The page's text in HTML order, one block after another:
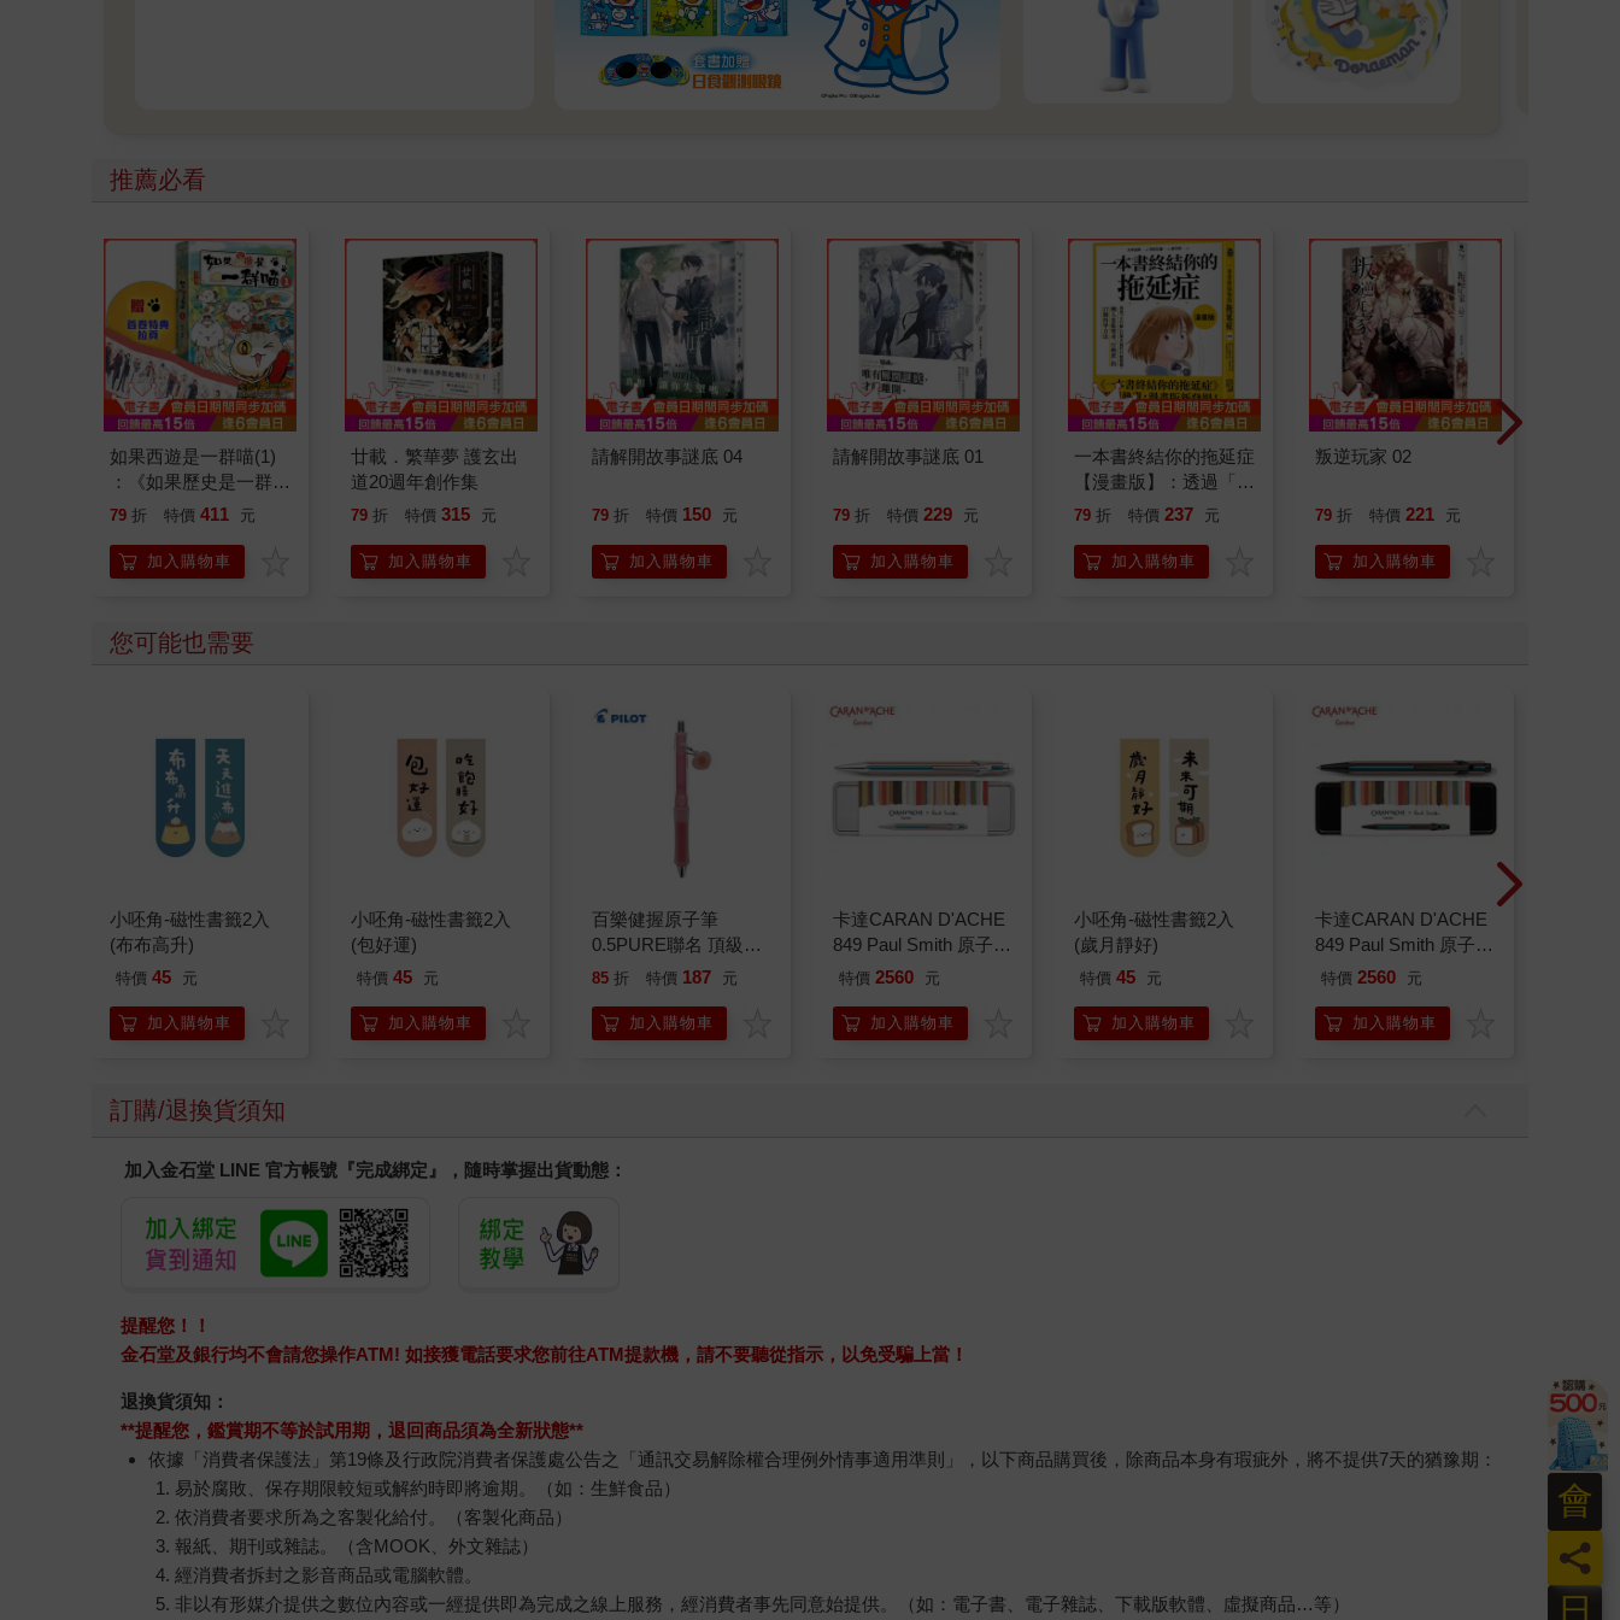
推薦必看
如果西遊是一群喵(1)
：《如果歷史是一群
喵》作者最新力作，附
79 折 特價 411 元
加入購物車
廿載．繁華夢 護玄出
道20週年創作集
79 折 特價 315 元
加入購物車
請解開故事謎底 04
79 折 特價 150 元
加入購物車
請解開故事謎底 01
79 折 特價 229 元
加入購物車
一本書終結你的拖延症
【漫畫版】：透過「小
行動」打開大腦的行動
「行動派」的37個科
學方法
79 折 特價 237 元
加入購物車
叛逆玩家 02
79 折 特價 221 元
加入購物車
您可能也需要
小呸角-磁性書籤2入
(布布高升)
特價 45 元
加入購物車
小呸角-磁性書籤2入
(包好運)
特價 45 元
加入購物車
百樂健握原子筆
0.5PURE聯名 頂級白
桃(限量)
85 折 特價 187 元
加入購物車
卡達CARAN D'ACHE
849 Paul Smith 原子筆
ED.5 條紋銀
特價 2560 元
加入購物車
小呸角-磁性書籤2入
(歲月靜好)
特價 45 元
加入購物車
卡達CARAN D'ACHE
849 Paul Smith 原子筆
ED.5 條紋黑
特價 2560 元
加入購物車
訂購/退換貨須知
加入金石堂 LINE 官方帳號『完成綁定』，隨時掌握出貨動態：
提醒您！！
金石堂及銀行均不會請您操作ATM! 如接獲電話要求您前往ATM提款機，請不要聽從指示，以免受騙上當！
退換貨須知：
**提醒您，鑑賞期不等於試用期，退回商品須為全新狀態**
依據「消費者保護法」第19條及行政院消費者保護處公告之「通訊交易解除權合理例外情事適用準則」，以下商品購買後，除商品本身有瑕疵外，將不提供7天的猶豫期：
易於腐敗、保存期限較短或解約時即將逾期。（如：生鮮食品）
依消費者要求所為之客製化給付。（客製化商品）
報紙、期刊或雜誌。（含MOOK、外文雜誌）
經消費者拆封之影音商品或電腦軟體。
非以有形媒介提供之數位內容或一經提供即為完成之線上服務，經消費者事先同意始提供。（如：電子書、電子雜誌、下載版軟體、虛擬商品…等）
日
員
會